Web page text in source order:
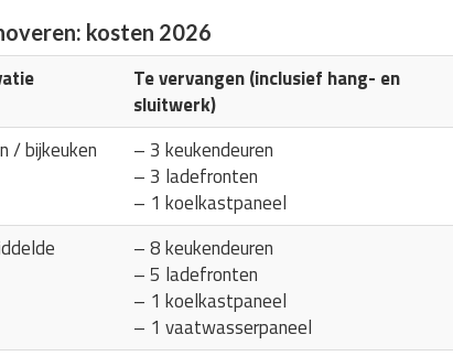
kosten 2026
Te vervangen (inclusief hang- en
sluitwerk)
/ bijkeuken
– 3 keukendeuren
– 3 ladefronten
– 1 koelkastpaneel
– 8 keukendeuren
– 5 ladefronten
– 1 koelkastpaneel
– 1 vaatwasserpaneel